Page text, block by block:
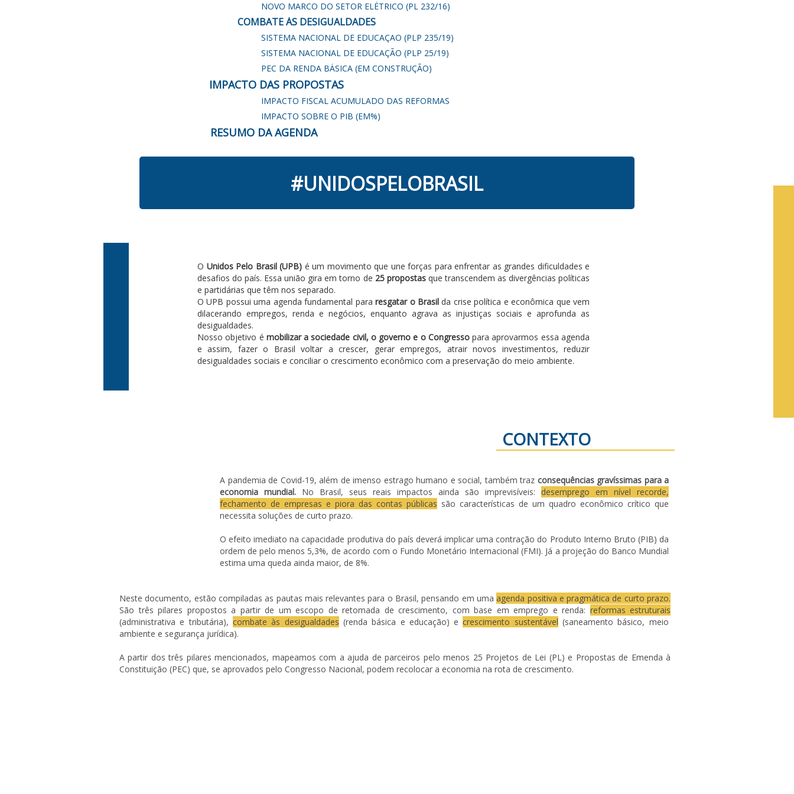
NOVO MARCO DO SETOR ELÉTRICO (PL 232/16)
COMBATE ÀS DESIGUALDADES
SISTEMA NACIONAL DE EDUCAÇAO (PLP 235/19)
SISTEMA NACIONAL DE EDUCAÇÃO (PLP 25/19)
PEC DA RENDA BÁSICA (EM CONSTRUÇÃO)
IMPACTO DAS PROPOSTAS
IMPACTO FISCAL ACUMULADO DAS REFORMAS
IMPACTO SOBRE O PIB (EM%)
RESUMO DA AGENDA
#UNIDOSPELOBRASIL
O Unidos Pelo Brasil (UPB) é um movimento que une forças para enfrentar as grandes dificuldades e
desafios do país. Essa união gira em torno de 25 propostasque transcendem as divergências políticas
e partidárias que têm nos separado.
O UPB possui uma agenda fundamental pararesgatar o Brasilda crise política e econômica que vem
dilacerando empregos, renda e negócios, enquanto agrava as injustiças sociais e aprofunda as
desigualdades.
Nosso objetivo é mobilizar a sociedade civil, o governo e o Congressopara aprovarmos essa agenda
e assim, fazer o Brasil voltar a crescer, gerar empregos, atrair novos investimentos, reduzir
desigualdades sociais e conciliar o crescimento econômico com a preservação do meio ambiente.
CONTEXTO
A pandemia de Covid-19, além de imenso estrago humano e social, também traz consequências gravíssimas para a
economia mundial. No Brasil, seus reais impactos ainda são imprevisíveis: desemprego em nível recorde,
fechamento de empresas e piora das contas públicas são características de um quadro econômico crítico que
necessita soluções de curto prazo.
O efeito imediato na capacidade produtiva do país deverá implicar uma contração do Produto Interno Bruto (PIB) da
ordem de pelo menos 5,3%, de acordo com o Fundo Monetário Internacional (FMI). Já a projeção do Banco Mundial
estima uma queda ainda maior, de 8%.
Neste documento, estão compiladas as pautas mais relevantes para o Brasil, pensando em uma agenda positiva e pragmática de curto prazo.
São três pilares propostos a partir de um escopo de retomada de crescimento, com base em emprego e renda: reformas estruturais
(administrativa e tributária), combate às desigualdades (renda básica e educação) e crescimento sustentável (saneamento básico, meio
ambiente e segurança jurídica).
A partir dos três pilares mencionados, mapeamos com a ajuda de parceiros pelo menos 25 Projetos de Lei (PL) e Propostas de Emenda à
Constituição (PEC) que, se aprovados pelo Congresso Nacional, podem recolocar a economia na rota de crescimento.